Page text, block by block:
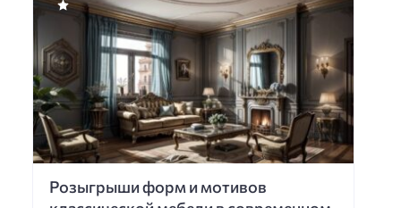
Розыгрыши форм и мотивов